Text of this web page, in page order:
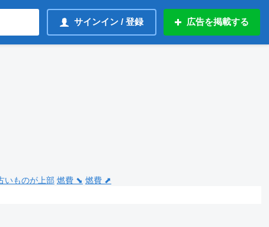
サインイン / 登録 広告を掲載する
いものが上部 燃費 ⬊ 燃費 ⬈